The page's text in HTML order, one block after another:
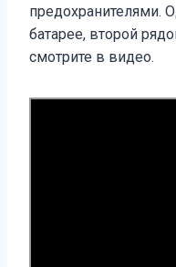
предохранителями.
батарее, второй
смотрите в видео.